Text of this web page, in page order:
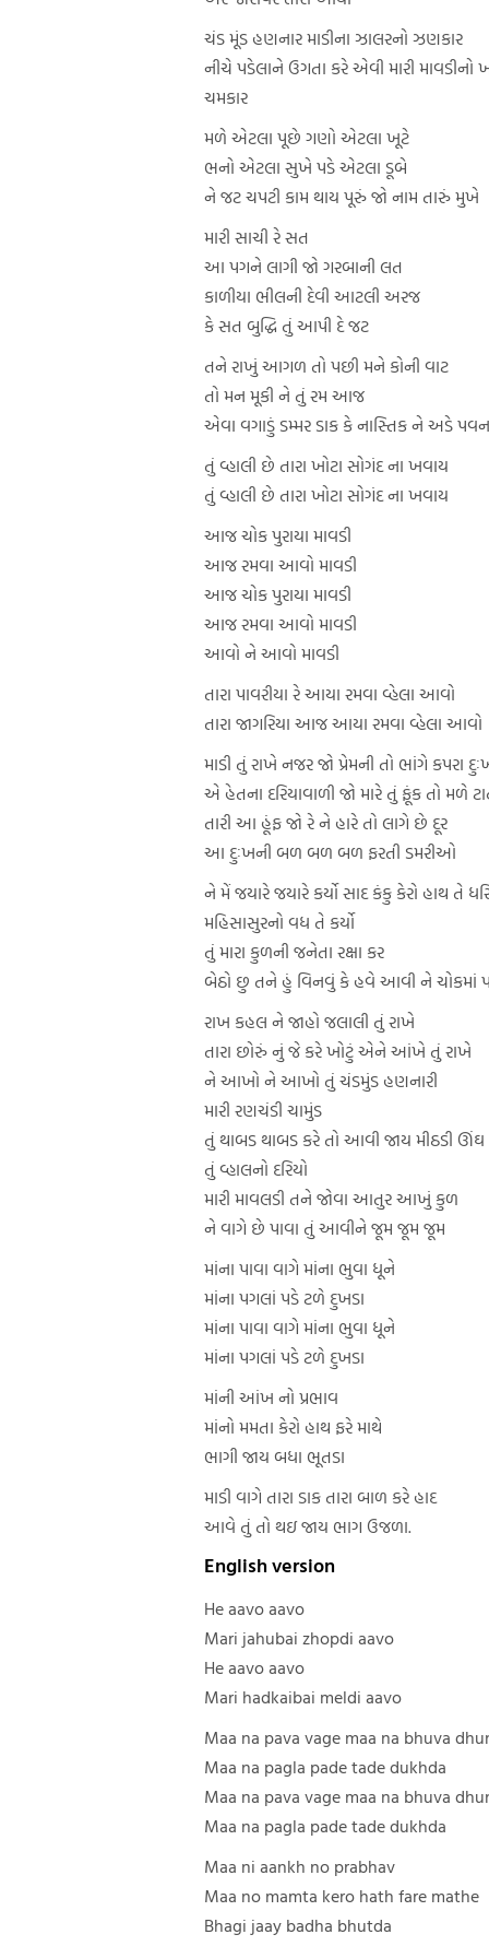
ચંડ મૂંડ હણનાર માડીના ઝાલરનો ઝણકાર
નીચે પડેલાને ઉગતા કરે એવી મારી માવડીનો
ચમકાર
મળે એટલા પૂછે ગણો એટલા ખૂટે
ભનો એટલા સુખે પડે એટલા ડૂબે
ને જટ ચપટી કામ થાય પૂરું જો નામ તારું મુખે
મારી સાચી રે સત
આ પગને લાગી જો ગરબાની લત
કાળીયા ભીલની દેવી આટલી અરજ
કે સત બુદ્ધિ તું આપી દે જટ
તને રાખું આગળ તો પછી મને કોની વાટ
તો મન મૂકી ને તું રમ આજ
એવા વગાડું ડમ્મર ડાક કે નાસ્તિક ને અડે પવન
તું વ્હાલી છે તારા ખોટા સોગંદ ના ખવાય
તું વ્હાલી છે તારા ખોટા સોગંદ ના ખવાય
આજ ચોક પુરાયા માવડી
આજ રમવા આવો માવડી
આજ ચોક પુરાયા માવડી
આજ રમવા આવો માવડી
આવો ને આવો માવડી
તારા પાવરીયા રે આયા રમવા વ્હેલા આવો
તારા જાગરિયા આજ આયા રમવા વ્હેલા આવો
માડી તું રાખે નજર જો પ્રેમની તો ભાંગે કપરા
એ હેતના દરિયાવાળી જો મારે તું ફૂંક તો મળે
તારી આ હૂંફ જો રે ને હારે તો લાગે છે દૂર
આ દુઃખની બળ બળ બળ ફરતી ડમરીઓ
ને મેં જયારે જયારે કર્યો સાદ કંકુ કેરો હાથ તે
મહિસાસુરનો વધ તે કર્યો
તું મારા કુળની જનેતા રક્ષા કર
બેઠો છુ તને હું વિનવું કે હવે આવી ને ચોકમાં
રાખ કહલ ને જાહો જલાલી તું રાખે
તારા છોરું નું જે કરે ખોટું એને આંખે તું રાખે
ને આખો ને આખો તું ચંડમુંડ હણનારી
મારી રણચંડી ચામુંડ
તું થાબડ થાબડ કરે તો આવી જાય મીઠડી ઊંઘ
તું વ્હાલનો દરિયો
મારી માવલડી તને જોવા આતુર આખું કુળ
ને વાગે છે પાવા તું આવીને જૂમ જૂમ જૂમ
માંના પાવા વાગે માંના ભુવા ધૂને
માંના પગલાં પડે ટળે દુખડા
માંના પાવા વાગે માંના ભુવા ધૂને
માંના પગલાં પડે ટળે દુખડા
માંની આંખ નો પ્રભાવ
માંનો મમતા કેરો હાથ ફરે માથે
ભાગી જાય બધા ભૂતડા
માડી વાગે તારા ડાક તારા બાળ કરે હાદ
આવે તું તો થઇ જાય ભાગ ઉજળા.
English version
He aavo aavo
Mari jahubai zhopdi aavo
He aavo aavo
Mari hadkaibai meldi aavo
Maa na pava vage maa na bhuva
Maa na pagla pade tade dukhda
Maa na pava vage maa na bhuva
Maa na pagla pade tade dukhda
Maa ni aankh no prabhav
Maa no mamta kero hath fare mathe
Bhagi jaay badha bhutda